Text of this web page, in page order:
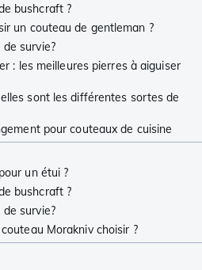
bushcraft ?
un couteau de gentleman ?
survie?
: les meilleures pierres à aiguiser
sont les différentes sortes de
pour couteaux de cuisine
un étui ?
bushcraft ?
survie?
Morakniv choisir ?